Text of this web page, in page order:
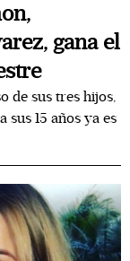
gana el
de sus tres hijos,
sus 15 años ya es